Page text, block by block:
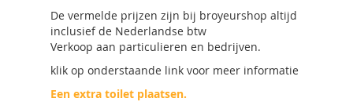
De vermelde prijzen zijn bij broyeurshop altijd
inclusief de Nederlandse btw
Verkoop aan particulieren en bedrijven.
klik op onderstaande link voor meer informatie
Een extra toilet plaatsen.